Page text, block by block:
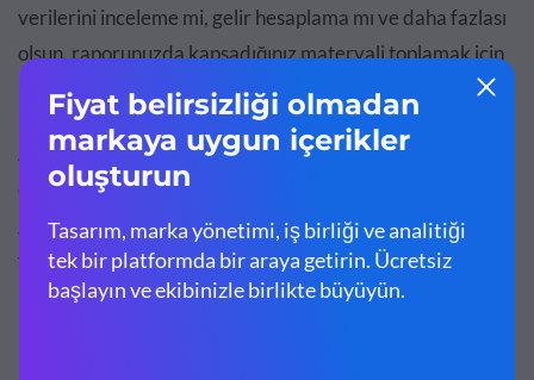
verilerini inceleme mi, gelir hesaplama mı ve daha fazlası
olsun, raporunuzda kapsadığınız materyali toplamak için
kullanılan metodoloji hakkında konuşun.
Ayrıca hikayenizi anlatmanıza yardımcı olacak görseller
eklemek istersiniz. Bu, fotoğrafçılıktan simgelere veya
grafiklere kadar her şey olabilir. Hatta tasarımınıza
yardımcı olacak şekiller bile ekleyebilirsiniz.